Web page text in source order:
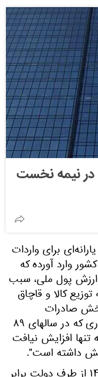
در نیمه نخست
برای واردات
وارد آورده که
پول ملی، سبب
کالا و قاچاق
صادرات
محصولات کشاورزی رکورد ۶ میلیارد دلاری که در سالهای ۸۹
تنها افزایش نیافت
داشته است".